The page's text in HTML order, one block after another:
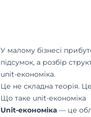
У малому бізнесі
підсумок, а розбір
unit-економіка.
Це не складна теорія.
Що таке unit-економіка
Unit-економіка — це